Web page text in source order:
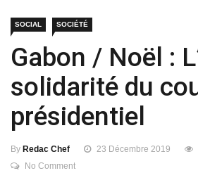
SOCIAL SOCIÉTÉ
Gabon / Noël :
solidarité du
présidentiel
By Redac Chef 23 Décembre 2019
No Comment